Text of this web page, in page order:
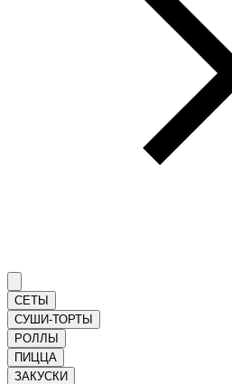
СЕТЫ
СУШИ-ТОРТЫ
РОЛЛЫ
ПИЦЦА
ЗАКУСКИ